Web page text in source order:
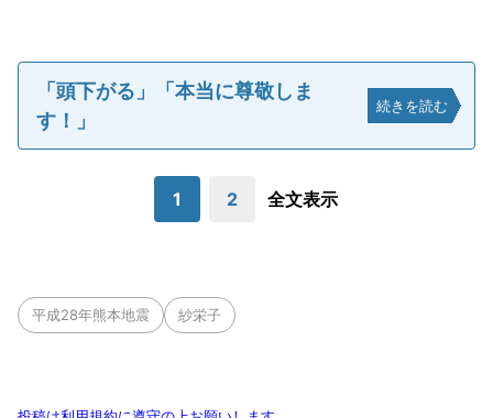
「頭下がる」「本当に尊敬しま
す！」
続きを読む
1 2 全文表示
平成28年熊本地震 紗栄子